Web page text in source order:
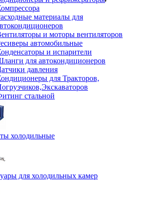
материалы для
и моторы вентиляторов
автомобильные
и испарители
для автокондиционеров
давления
для Тракторов,
стальной
холодильные
для холодильных камер